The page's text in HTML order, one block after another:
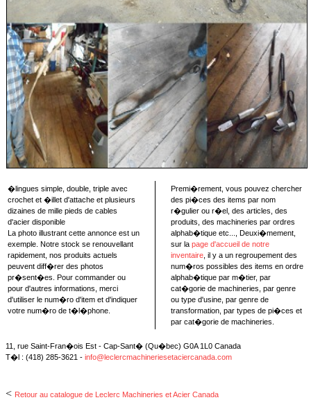
�lingues simple, double, triple avec
crochet et �illet d'attache et plusieurs
dizaines de mille pieds de cables
d'acier disponible
La photo illustrant cette annonce est un
exemple. Notre stock se renouvellant
rapidement, nos produits actuels
peuvent diff�rer des photos
pr�sent�es. Pour commander ou
pour d'autres informations, merci
d'utiliser le num�ro d'item et d'indiquer
votre num�ro de t�l�phone.
Premi�rement, vous pouvez chercher
des pi�ces des items par nom
r�gulier ou r�el, des articles, des
produits, des machineries par ordres
alphab�tique etc..., Deuxi�mement,
sur la page d'accueil de notre
inventaire , il y a un regroupement des
num�ros possibles des items en ordre
alphab�tique par m�tier, par
cat�gorie de machineries, par genre
ou type d'usine, par genre de
transformation, par types de pi�ces et
par cat�gorie de machineries.
11, rue Saint-Fran�ois Est - Cap-Sant� (Qu�bec) G0A 1L0 Canada
T�l : (418) 285-3621 - info@leclercmachineriesetaciercanada.com
< Retour au catalogue de Leclerc Machineries et Acier Canada